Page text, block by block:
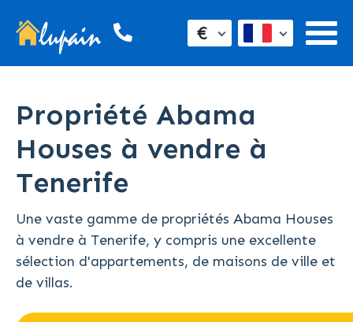
€
Propriété Abama
Houses à vendre à
Tenerife
Une vaste gamme de propriétés Abama Houses
à vendre à Tenerife, y compris une excellente
sélection d'appartements, de maisons de ville et
de villas.